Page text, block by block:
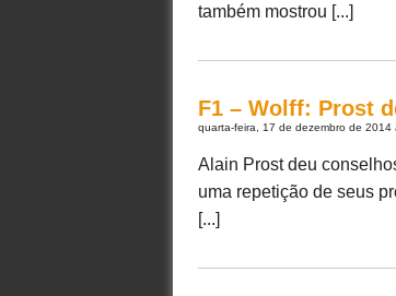
também mostrou [...]
F1 – Wolff: Prost
quarta-feira, 17 de dezembro de 2014
Alain Prost deu
uma repetição de seus
[...]